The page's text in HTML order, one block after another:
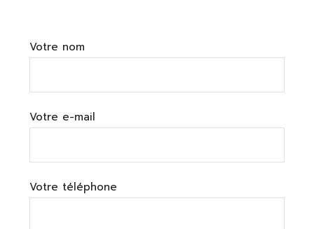
Votre nom
Votre e-mail
Votre téléphone